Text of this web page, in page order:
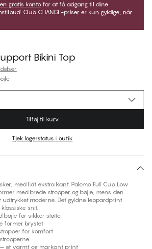
gratis konto for at få adgang til dine
Club CHANGE-priser er kun gyldige, når
Bikini Top
Tilføj til kurv
Tjek lagerstatus i butik
med lidt ekstra kant. Paloma Full Cup Low
med brede stropper og bøjle, mens den
moderne. Det gyldne leopardprint
snit.
bøjle for sikker støtte
former brystet
for komfort
– et varmt og markant print